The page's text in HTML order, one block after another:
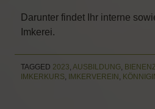
Darunter findet Ihr interne
Imkerei.
TAGGED 2023, AUSBILDUNG,
IMKERKURS, IMKERVEREIN,